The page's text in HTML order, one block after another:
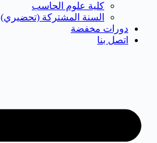
كلية علوم الحاسب
السنة المشتركة (تحضيري)
دورات مخفضة
اتصل بنا